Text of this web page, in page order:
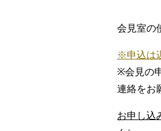
会見室の
※申込は
※会見の
連絡をお
お申し込